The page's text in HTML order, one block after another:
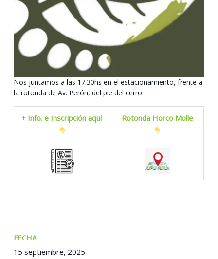
Nos juntamos a las 17:30hs en el estacionamiento, frente a
la rotonda de Av. Perón, del pie del cerro.
+ Info. e Inscripción aquí Rotonda Horco Molle
FECHA:
15 septiembre, 2025